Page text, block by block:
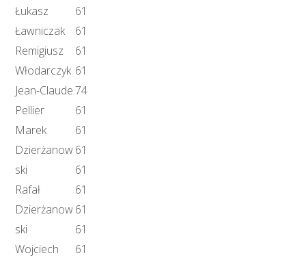
Łukasz
Ławniczak
Remigiusz
Włodarczyk
Jean-Claude
Pellier
Marek
Dzierżanow
ski
Rafał
Dzierżanow
ski
Wojciech
61
61
61
61
74
61
61
61
61
61
61
61
61